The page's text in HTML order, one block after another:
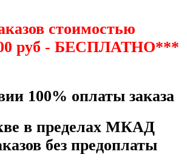
стоимостью
руб - БЕСПЛАТНО***
100% оплаты заказа
в пределах МКАД
без предоплаты